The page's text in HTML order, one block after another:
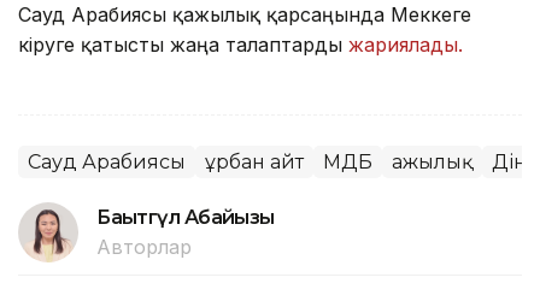
Сауд Арабиясы қажылық қарсаңында Меккеге
кіруге қатысты жаңа талаптарды жариялады.
Сауд Арабиясы Құрбан айт ҚМДБ Қажылық Дін
Бақытгүл Абайқызы
Авторлар